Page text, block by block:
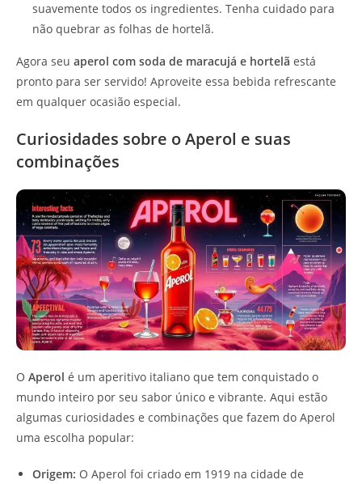
suavemente todos os ingredientes. Tenha cuidado para
não quebrar as folhas de hortelã.
Agora seu aperol com soda de maracujá e hortelã está
pronto para ser servido! Aproveite essa bebida refrescante
em qualquer ocasião especial.
Curiosidades sobre o Aperol e suas
combinações
O Aperol é um aperitivo italiano que tem conquistado o
mundo inteiro por seu sabor único e vibrante. Aqui estão
algumas curiosidades e combinações que fazem do Aperol
uma escolha popular:
Origem: O Aperol foi criado em 1919 na cidade de